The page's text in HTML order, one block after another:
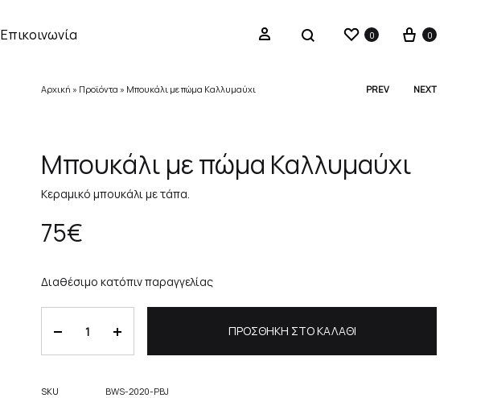
Επικοινωνία Sign in Search Wishlist
0 Cart
0
Αρχική » Προϊόντα » Μπουκάλι με πώμα Καλλυμαύχι
Product
PREV NEXT
Μπουκάλι με πώμα Καλλυμαύχι
Κεραμικό μπουκάλι με τάπα.
75€
Διαθέσιμο κατόπιν παραγγελίας
ΠΡΟΣΘΉΚΗ ΣΤΟ ΚΑΛΆΘΙ
SKU
BWS-2020-PBJ